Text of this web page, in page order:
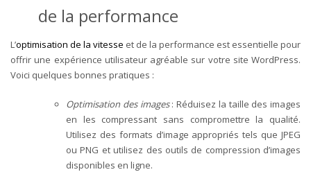
de la performance
L’optimisation de la vitesse et de la performance est essentielle pour
offrir une expérience utilisateur agréable sur votre site WordPress.
Voici quelques bonnes pratiques :
Optimisation des images: Réduisez la taille des images
en les compressant sans compromettre la qualité.
Utilisez des formats d’image appropriés tels que JPEG
ou PNG et utilisez des outils de compression d’images
disponibles en ligne.